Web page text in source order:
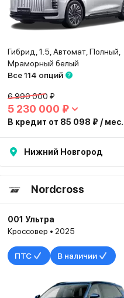
Гибрид, 1.5, Автомат, Полный,
Мраморный белый
Все 114 опций
6 990 000 ₽
5 230 000 ₽
В кредит от 85 098 ₽ / мес.
Нижний Новгород
Nordcross
001 Ультра
Кроссовер • 2025
ПТС В наличии